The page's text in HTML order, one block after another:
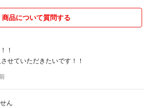
商品について質問する
！
せていただきたいです！！
ん